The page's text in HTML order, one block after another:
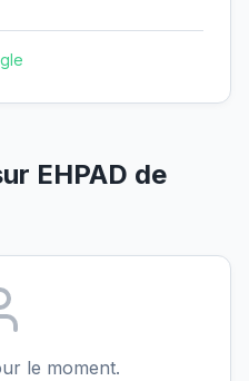
EHPAD de
le moment.